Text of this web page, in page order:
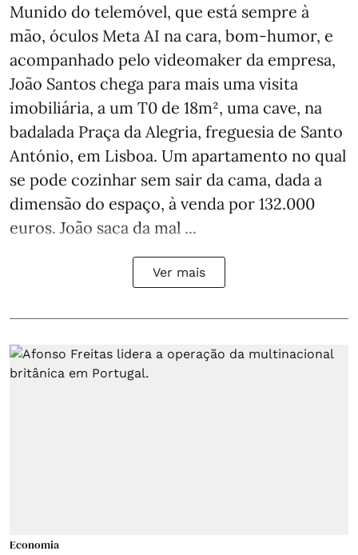
Munido do telemóvel, que está sempre à
mão, óculos Meta AI na cara, bom-humor, e
acompanhado pelo videomaker da empresa,
João Santos chega para mais uma visita
imobiliária, a um T0 de 18m², uma cave, na
badalada Praça da Alegria, freguesia de Santo
António, em Lisboa. Um apartamento no qual
se pode cozinhar sem sair da cama, dada a
dimensão do espaço, à venda por 132.000
euros. João saca da mal ...
Ver mais
Economia